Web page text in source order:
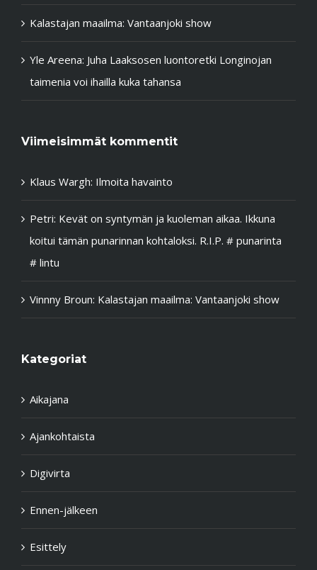
Kalastajan maailma: Vantaanjoki show
Yle Areena: Juha Laaksosen luontoretki Longinojan
taimenia voi ihailla kuka tahansa
Viimeisimmät kommentit
Klaus Wargh: Ilmoita havainto
Petri: Kevät on syntymän ja kuoleman aikaa. Ikkuna
koitui tämän punarinnan kohtaloksi. R.I.P. # punarinta
# lintu
Vinnny Broun: Kalastajan maailma: Vantaanjoki show
Kategoriat
Aikajana
Ajankohtaista
Digivirta
Ennen-jälkeen
Esittely